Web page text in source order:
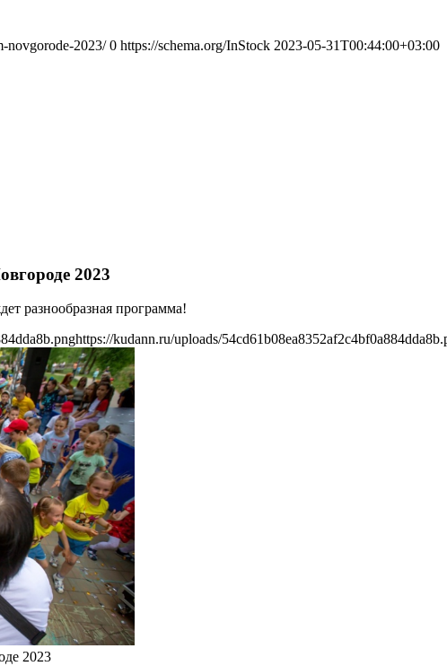
novgorode-2023/ 0 https://schema.org/InStock 2023-05-31T00:44:00+03:00
2023
разнообразная программа!
https://kudann.ru/uploads/
2023